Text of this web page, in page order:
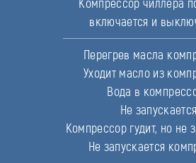
Компрессор чиллера
включается и
Перегрев масла
Уходит масло из
Вода в
Не запускается
Компрессор гудит, но не
Не запускается